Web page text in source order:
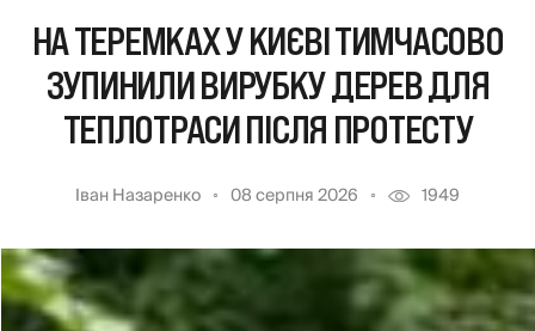
НА ТЕРЕМКАХ У КИЄВІ ТИМЧАСОВО
ЗУПИНИЛИ ВИРУБКУ ДЕРЕВ ДЛЯ
ТЕПЛОТРАСИ ПІСЛЯ ПРОТЕСТУ
Іван Назаренко 08 серпня 2026 1949